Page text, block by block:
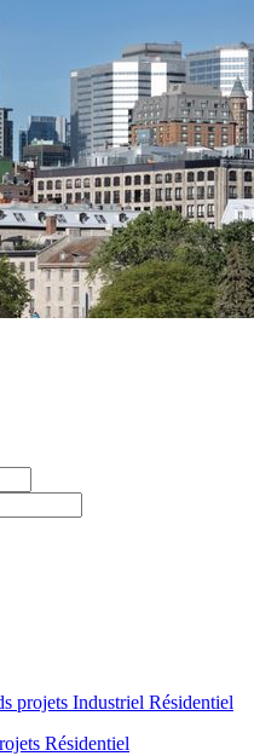
projets Industriel Résidentiel
Résidentiel